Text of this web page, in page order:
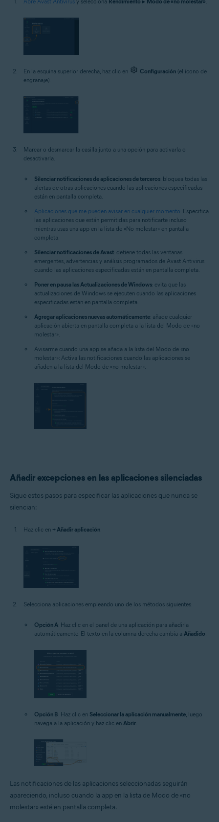
En la esquina superior derecha, haz clic en Configuración (el icono de
engranaje).
Marcar o desmarcar la casilla junto a una opción para activarla o
desactivarla.
Silenciar notificaciones de aplicaciones de terceros: bloquea todas las
alertas de otras aplicaciones cuando las aplicaciones especificadas
están en pantalla completa.
Aplicaciones que me pueden avisar en cualquier momento: Especifica
las aplicaciones que están permitidas para notificarte incluso
mientras usas una app en la lista de «No molestar» en pantalla
completa.
Silenciar notificaciones de Avast: detiene todas las ventanas
emergentes, advertencias y análisis programados de Avast Antivirus
cuando las aplicaciones especificadas están en pantalla completa.
Poner en pausa las Actualizaciones de Windows: evita que las
actualizaciones de Windows se ejecuten cuando las aplicaciones
especificadas están en pantalla completa.
Agregar aplicaciones nuevas automáticamente: añade cualquier
aplicación abierta en pantalla completa a la lista del Modo de «no
molestar».
Avisarme cuando una app se añada a la lista del Modo de «no
molestar»: Activa las notificaciones cuando las aplicaciones se
añaden a la lista del Modo de «no molestar».
Añadir excepciones en las aplicaciones silenciadas
Sigue estos pasos para especificar las aplicaciones que nunca se
silencian:
Haz clic en + Añadir aplicación.
Selecciona aplicaciones empleando uno de los métodos siguientes:
Opción A: Haz clic en el panel de una aplicación para añadirla
automáticamente. El texto en la columna derecha cambia a Añadido.
Opción B: Haz clic en Seleccionar la aplicación manualmente, luego
navega a la aplicación y haz clic en Abrir.
Las notificaciones de las aplicaciones seleccionadas seguirán
apareciendo, incluso cuando la app en la lista de Modo de «no
molestar» esté en pantalla completa.